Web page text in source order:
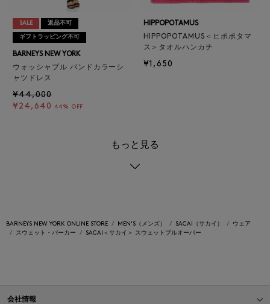
SALE 返品不可
ギフトラッピング不可
BARNEYS NEW YORK
ウォッシャブル バンドカラーシ
ャツドレス
¥44,000
¥24,640 44% OFF
HIPPOPOTAMUS
HIPPOPOTAMUS＜ヒポポタマ
ス＞タオルハンカチ
¥1,650
もっと見る
BARNEYS NEW YORK ONLINE STORE MEN'S（メンズ） SACAI（サカイ）
ウェア
スウェット・パーカー
SACAI＜サカイ＞ スウェットプルオーバー
会社情報